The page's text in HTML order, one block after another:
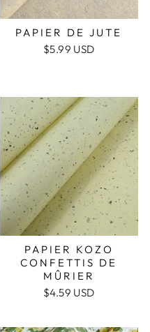
PAPIER DE JUTE
$5.99 USD
PAPIER KOZO
CONFETTIS DE
MÛRIER
$4.59 USD